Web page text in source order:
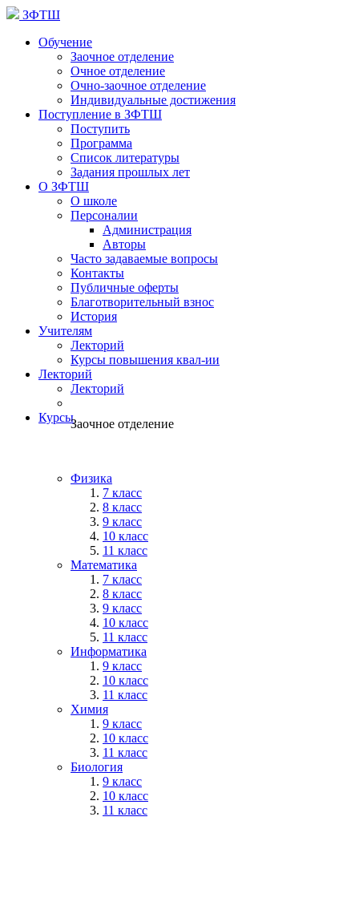
ЗФТШ
Обучение
Заочное отделение
Очное отделение
Очно-заочное отделение
Индивидуальные достижения
Поступление в ЗФТШ
Поступить
Программа
Список литературы
Задания прошлых лет
О ЗФТШ
О школе
Персоналии
Администрация
Авторы
Часто задаваемые вопросы
Контакты
Публичные оферты
Благотворительный взнос
История
Учителям
Лекторий
Курсы повышения квал-ии
Лекторий
Лекторий
КурсыЗаочное отделение
Физика
7 класс
8 класс
9 класс
10 класс
11 класс
Математика
7 класс
8 класс
9 класс
10 класс
11 класс
Информатика
9 класс
10 класс
11 класс
Химия
9 класс
10 класс
11 класс
Биология
9 класс
10 класс
11 класс